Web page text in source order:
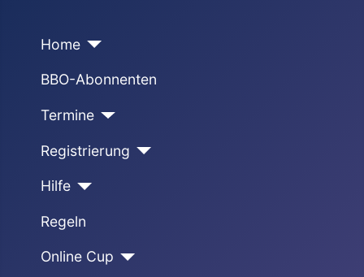
Home
BBO-Abonnenten
Termine
Registrierung
Hilfe
Regeln
Online Cup